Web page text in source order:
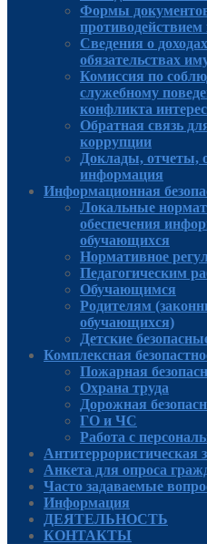
Формы
Сведения о
обязательствах
Комиссия по
служебному
конфликта
Обратная связь
коррупции
Доклады, отчеты,
информация
Информационная
Локальные
обеспечения
обучающихся
Нормативное
Педагогическим
Обучающимся
Родителям
обучающихся)
Детские
Комплексная
Пожарная
Охрана труда
Дорожная
ГО и ЧС
Работа с
Антитеррористическая
Анкета для опроса
Часто задаваемые
Информация
ДЕЯТЕЛЬНОСТЬ
КОНТАКТЫ